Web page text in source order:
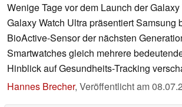
Wenige Tage vor dem Launch der
Galaxy Watch Ultra präsentiert Samsung
BioActive-Sensor der nächsten
Smartwatches gleich mehrere
Hinblick auf Gesundheits-Tracking
Hannes Brecher, Veröffentlicht am